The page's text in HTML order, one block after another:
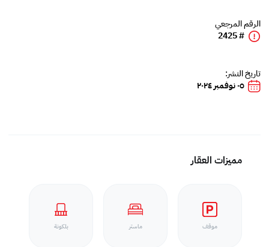
الرقم المرجعي
# 2425
تاريخ النشر:
٠٥ نوفمبر ٢٠٢٤
مميزات العقار
موقف ماستر بلكونة